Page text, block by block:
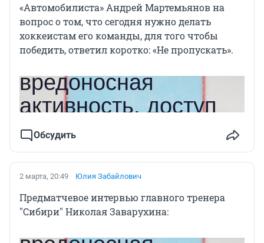
«Автомобилиста» Андрей Мартемьянов на
вопрос о том, что сегодня нужно делать
хоккеистам его команды, для того чтобы
победить, ответил коротко: «Не пропускать».
Обсудить
2 марта, 20:49 Юлия Забайлович
Предматчевое интервью главного тренера
"Сибири" Николая Заварухина: